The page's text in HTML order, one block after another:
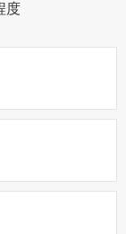
度